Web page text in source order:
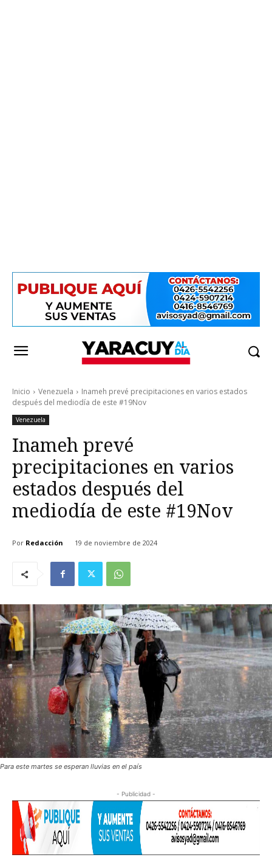
Inicio Venezuela
Inameh prevé precipitaciones en varios estados
después del mediodía de este #19Nov
Venezuela
Inameh prevé
precipitaciones en varios
estados después del
mediodía de este #19Nov
Por Redacción 19 de noviembre de 2024
Para este martes se esperan lluvias en el país
- Publicidad -